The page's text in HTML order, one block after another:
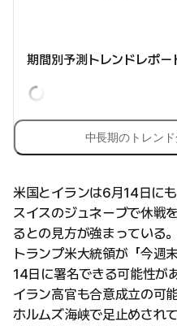
期間別予測トレンドレポー
中長期のトレン
米国とイランは6月14日にも
スイスのジュネーブで休戦
るとの見方が強まっている
トランプ米大統領が「今週
14日に署名できる可能性が
イラン高官も合意成立の可
ホルムズ海峡で足止めされ